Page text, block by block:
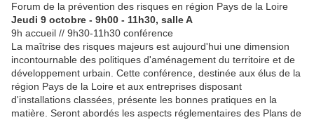
Forum de la prévention des risques en région Pays de la Loire
Jeudi 9 octobre - 9h00 - 11h30, salle A
9h accueil // 9h30-11h30 conférence
La maîtrise des risques majeurs est aujourd'hui une dimension
incontournable des politiques d'aménagement du territoire et de
développement urbain. Cette conférence, destinée aux élus de la
région Pays de la Loire et aux entreprises disposant
d'installations classées, présente les bonnes pratiques en la
matière. Seront abordés les aspects réglementaires des Plans de